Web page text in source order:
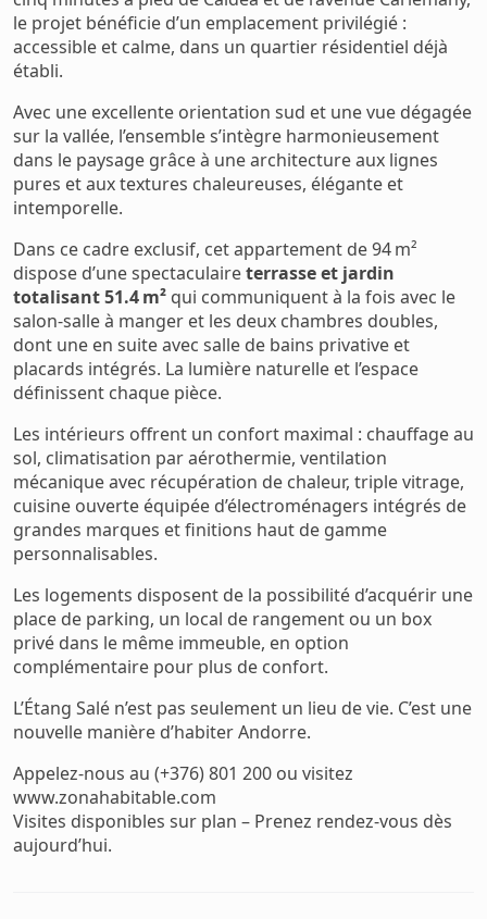
le projet bénéficie d’un emplacement privilégié :
accessible et calme, dans un quartier résidentiel déjà
établi.
Avec une excellente orientation sud et une vue dégagée
sur la vallée, l’ensemble s’intègre harmonieusement
dans le paysage grâce à une architecture aux lignes
pures et aux textures chaleureuses, élégante et
intemporelle.
Dans ce cadre exclusif, cet appartement de 94 m²
dispose d’une spectaculaireterrasse et jardin
totalisant 51.4 m² qui communiquent à la fois avec le
salon-salle à manger et les deux chambres doubles,
dont une en suite avec salle de bains privative et
placards intégrés. La lumière naturelle et l’espace
définissent chaque pièce.
Les intérieurs offrent un confort maximal : chauffage au
sol, climatisation par aérothermie, ventilation
mécanique avec récupération de chaleur, triple vitrage,
cuisine ouverte équipée d’électroménagers intégrés de
grandes marques et finitions haut de gamme
personnalisables.
Les logements disposent de la possibilité d’acquérir une
place de parking, un local de rangement ou un box
privé dans le même immeuble, en option
complémentaire pour plus de confort.
L’Étang Salé n’est pas seulement un lieu de vie. C’est une
nouvelle manière d’habiter Andorre.
Appelez-nous au (+376) 801 200 ou visitez
www.zonahabitable.com
Visites disponibles sur plan – Prenez rendez-vous dès
aujourd’hui.